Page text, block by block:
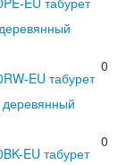
0
деревянный
0